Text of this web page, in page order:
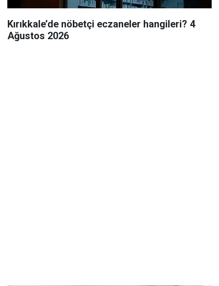
Kırıkkale’de nöbetçi eczaneler hangileri? 4
Ağustos 2026